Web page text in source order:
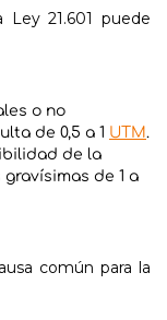
21.601 puede
o no
de 0,5 a 1 UTM.
de la
de 1 a
común para la